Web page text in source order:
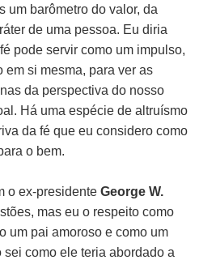
um barômetro do valor, da
de uma pessoa. Eu diria
pode servir como um impulso,
em si mesma, para ver as
da perspectiva do nosso
Há uma espécie de altruísmo
da fé que eu considero como
o bem.
o ex-presidenteGeorge W.
mas eu o respeito como
um pai amoroso e como um
sei como ele teria abordado a